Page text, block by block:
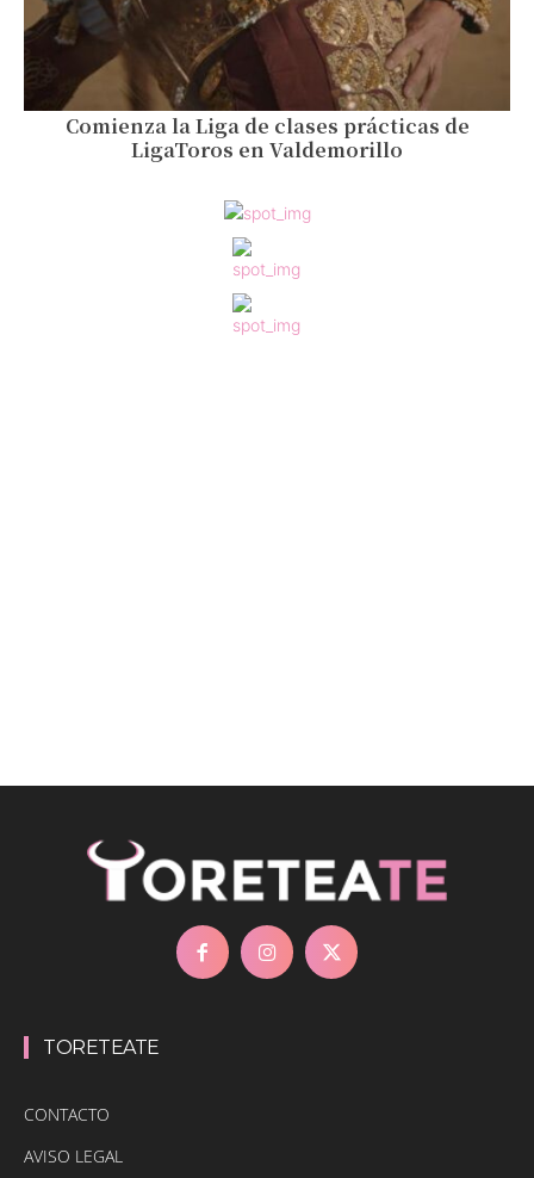
Comienza la Liga de clases prácticas de
LigaToros en Valdemorillo
TORETEATE
CONTACTO
AVISO LEGAL